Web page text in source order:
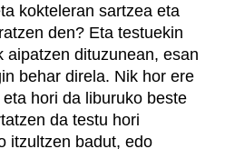
kokteleran sartzea eta
den? Eta testuekin
aipatzen dituzunean, esan
behar direla. Nik hor ere
hori da liburuko beste
da testu hori
itzultzen badut, edo